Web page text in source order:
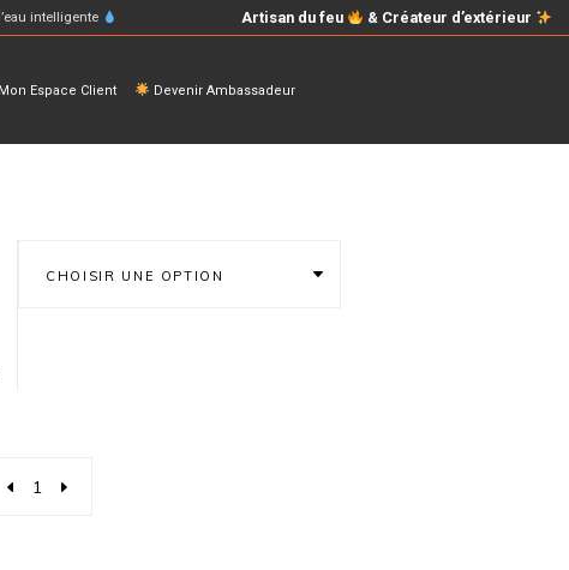
intelligente Artisan du feu & Créateur d’extérieur
Mon Espace Client Devenir Ambassadeur
CHOISIR UNE OPTION